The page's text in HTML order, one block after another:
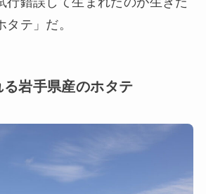
タテ」だ。
岩手県産のホタテ